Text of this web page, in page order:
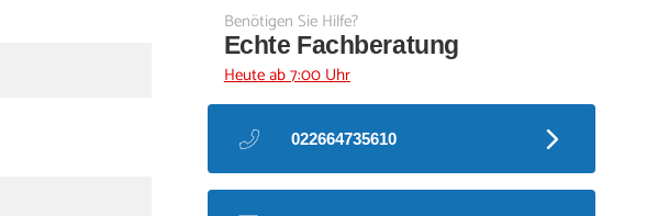
Benötigen Sie Hilfe?
Echte Fachberatung
Heute ab 7:00 Uhr
022664735610